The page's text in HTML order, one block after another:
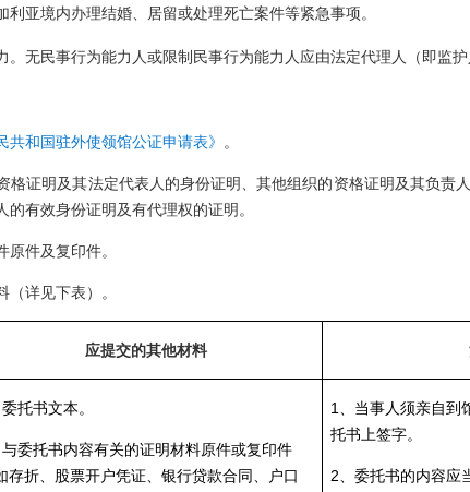
亚境内办理结婚、居留或处理死亡案件等紧急事项。
无民事行为能力人或限制民事行为能力人应由法定代理人（即监护
共和国驻外使领馆公证申请表》 。
格证明及其法定代表人的身份证明、其他组织的资格证明及其负责
有效身份证明及有代理权的证明。
件及复印件。
详见下表）。
应提交的其他材料
托书文本。
委托书内容有关的证明材料原件或复印件
存折、股票开户凭证、银行贷款合同、户口
1、当事人须亲自到
托书上签字。
2、委托书的内容应